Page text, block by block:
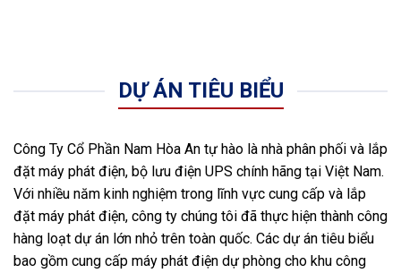
DỰ ÁN TIÊU BIỂU
Công Ty Cổ Phần Nam Hòa An tự hào là nhà phân phối và lắp
đặt máy phát điện, bộ lưu điện UPS chính hãng tại Việt Nam.
Với nhiều năm kinh nghiệm trong lĩnh vực cung cấp và lắp
đặt máy phát điện, công ty chúng tôi đã thực hiện thành công
hàng loạt dự án lớn nhỏ trên toàn quốc. Các dự án tiêu biểu
bao gồm cung cấp máy phát điện dự phòng cho khu công